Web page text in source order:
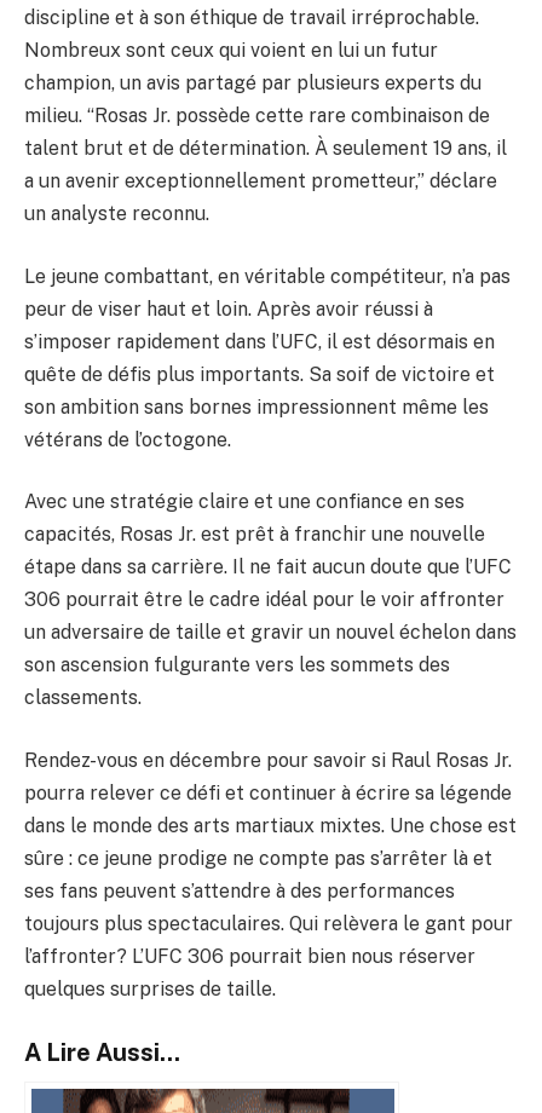
discipline et à son éthique de travail irréprochable.
Nombreux sont ceux qui voient en lui un futur
champion, un avis partagé par plusieurs experts du
milieu. “Rosas Jr. possède cette rare combinaison de
talent brut et de détermination. À seulement 19 ans, il
a un avenir exceptionnellement prometteur,” déclare
un analyste reconnu.
Le jeune combattant, en véritable compétiteur, n’a pas
peur de viser haut et loin. Après avoir réussi à
s’imposer rapidement dans l’UFC, il est désormais en
quête de défis plus importants. Sa soif de victoire et
son ambition sans bornes impressionnent même les
vétérans de l’octogone.
Avec une stratégie claire et une confiance en ses
capacités, Rosas Jr. est prêt à franchir une nouvelle
étape dans sa carrière. Il ne fait aucun doute que l’UFC
306 pourrait être le cadre idéal pour le voir affronter
un adversaire de taille et gravir un nouvel échelon dans
son ascension fulgurante vers les sommets des
classements.
Rendez-vous en décembre pour savoir si Raul Rosas Jr.
pourra relever ce défi et continuer à écrire sa légende
dans le monde des arts martiaux mixtes. Une chose est
sûre : ce jeune prodige ne compte pas s’arrêter là et
ses fans peuvent s’attendre à des performances
toujours plus spectaculaires. Qui relèvera le gant pour
l’affronter? L’UFC 306 pourrait bien nous réserver
quelques surprises de taille.
A Lire Aussi...